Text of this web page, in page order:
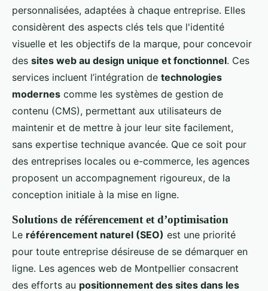
personnalisées, adaptées à chaque entreprise. Elles
considèrent des aspects clés tels que l'identité
visuelle et les objectifs de la marque, pour concevoir
des sites web au design unique et fonctionnel. Ces
services incluent l’intégration de technologies
modernes comme les systèmes de gestion de
contenu (CMS), permettant aux utilisateurs de
maintenir et de mettre à jour leur site facilement,
sans expertise technique avancée. Que ce soit pour
des entreprises locales ou e-commerce, les agences
proposent un accompagnement rigoureux, de la
conception initiale à la mise en ligne.
Solutions de référencement et d’optimisation
Le référencement naturel (SEO) est une priorité
pour toute entreprise désireuse de se démarquer en
ligne. Les agences web de Montpellier consacrent
des efforts au positionnement des sites dans les